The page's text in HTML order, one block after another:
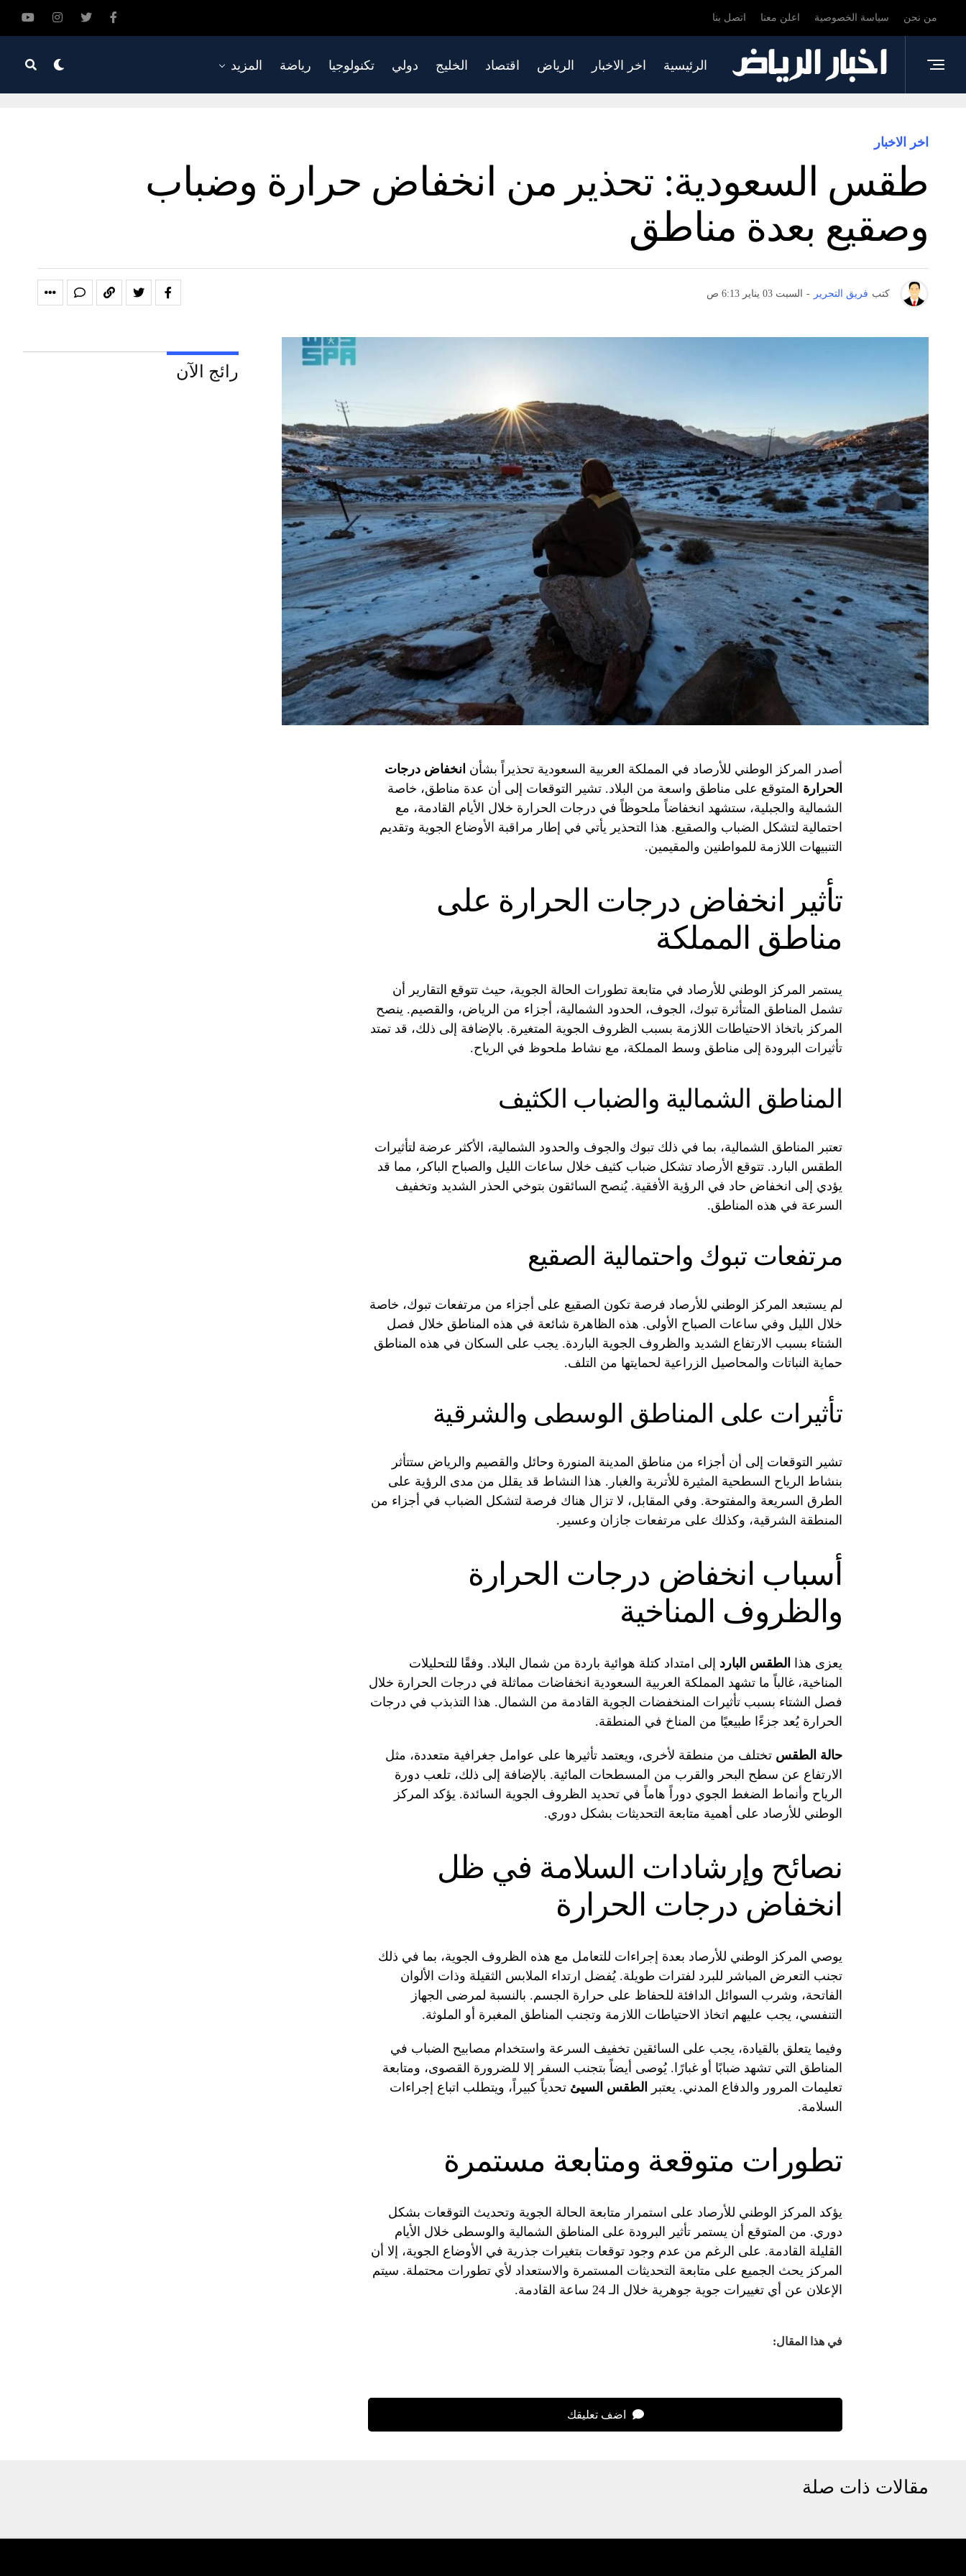
من نحن سياسة الخصوصية اعلن معنا اتصل بنا
الرئيسية اخر الاخبار الرياض اقتصاد الخليج دولي تكنولوجيا رياضة المزيد
اخر الاخبار
طقس السعودية: تحذير من انخفاض حرارة وضباب
وصقيع بعدة مناطق
كتب فريق التحرير - السبت 03 يناير 6:13 ص
أصدر المركز الوطني للأرصاد في المملكة العربية السعودية تحذيراً بشأن انخفاض درجات
الحرارة المتوقع على مناطق واسعة من البلاد. تشير التوقعات إلى أن عدة مناطق، خاصة
الشمالية والجبلية، ستشهد انخفاضاً ملحوظاً في درجات الحرارة خلال الأيام القادمة، مع
احتمالية لتشكل الضباب والصقيع. هذا التحذير يأتي في إطار مراقبة الأوضاع الجوية وتقديم
التنبيهات اللازمة للمواطنين والمقيمين.
تأثير انخفاض درجات الحرارة على
مناطق المملكة
يستمر المركز الوطني للأرصاد في متابعة تطورات الحالة الجوية، حيث تتوقع التقارير أن
تشمل المناطق المتأثرة تبوك، الجوف، الحدود الشمالية، أجزاء من الرياض، والقصيم. ينصح
المركز باتخاذ الاحتياطات اللازمة بسبب الظروف الجوية المتغيرة. بالإضافة إلى ذلك، قد تمتد
تأثيرات البرودة إلى مناطق وسط المملكة، مع نشاط ملحوظ في الرياح.
المناطق الشمالية والضباب الكثيف
تعتبر المناطق الشمالية، بما في ذلك تبوك والجوف والحدود الشمالية، الأكثر عرضة لتأثيرات
الطقس البارد. تتوقع الأرصاد تشكل ضباب كثيف خلال ساعات الليل والصباح الباكر، مما قد
يؤدي إلى انخفاض حاد في الرؤية الأفقية. يُنصح السائقون بتوخي الحذر الشديد وتخفيف
السرعة في هذه المناطق.
مرتفعات تبوك واحتمالية الصقيع
لم يستبعد المركز الوطني للأرصاد فرصة تكون الصقيع على أجزاء من مرتفعات تبوك، خاصة
خلال الليل وفي ساعات الصباح الأولى. هذه الظاهرة شائعة في هذه المناطق خلال فصل
الشتاء بسبب الارتفاع الشديد والظروف الجوية الباردة. يجب على السكان في هذه المناطق
حماية النباتات والمحاصيل الزراعية لحمايتها من التلف.
تأثيرات على المناطق الوسطى والشرقية
تشير التوقعات إلى أن أجزاء من مناطق المدينة المنورة وحائل والقصيم والرياض ستتأثر
بنشاط الرياح السطحية المثيرة للأتربة والغبار. هذا النشاط قد يقلل من مدى الرؤية على
الطرق السريعة والمفتوحة. وفي المقابل، لا تزال هناك فرصة لتشكل الضباب في أجزاء من
المنطقة الشرقية، وكذلك على مرتفعات جازان وعسير.
أسباب انخفاض درجات الحرارة
والظروف المناخية
يعزى هذا الطقس البارد إلى امتداد كتلة هوائية باردة من شمال البلاد. وفقًا للتحليلات
المناخية، غالباً ما تشهد المملكة العربية السعودية انخفاضات مماثلة في درجات الحرارة خلال
فصل الشتاء بسبب تأثيرات المنخفضات الجوية القادمة من الشمال. هذا التذبذب في درجات
الحرارة يُعد جزءًا طبيعيًا من المناخ في المنطقة.
حالة الطقس تختلف من منطقة لأخرى، ويعتمد تأثيرها على عوامل جغرافية متعددة، مثل
الارتفاع عن سطح البحر والقرب من المسطحات المائية. بالإضافة إلى ذلك، تلعب دورة
الرياح وأنماط الضغط الجوي دوراً هاماً في تحديد الظروف الجوية السائدة. يؤكد المركز
الوطني للأرصاد على أهمية متابعة التحديثات بشكل دوري.
نصائح وإرشادات السلامة في ظل
انخفاض درجات الحرارة
يوصي المركز الوطني للأرصاد بعدة إجراءات للتعامل مع هذه الظروف الجوية، بما في ذلك
تجنب التعرض المباشر للبرد لفترات طويلة. يُفضل ارتداء الملابس الثقيلة وذات الألوان
الفاتحة، وشرب السوائل الدافئة للحفاظ على حرارة الجسم. بالنسبة لمرضى الجهاز
التنفسي، يجب عليهم اتخاذ الاحتياطات اللازمة وتجنب المناطق المغبرة أو الملوثة.
وفيما يتعلق بالقيادة، يجب على السائقين تخفيف السرعة واستخدام مصابيح الضباب في
المناطق التي تشهد ضبابًا أو غبارًا. يُوصى أيضاً بتجنب السفر إلا للضرورة القصوى، ومتابعة
تعليمات المرور والدفاع المدني. يعتبر
الطقس السيئ تحدياً كبيراً، ويتطلب اتباع إجراءات
السلامة.
تطورات متوقعة ومتابعة مستمرة
يؤكد المركز الوطني للأرصاد على استمرار متابعة الحالة الجوية وتحديث التوقعات بشكل
دوري. من المتوقع أن يستمر تأثير البرودة على المناطق الشمالية والوسطى خلال الأيام
القليلة القادمة. على الرغم من عدم وجود توقعات بتغيرات جذرية في الأوضاع الجوية، إلا أن
المركز يحث الجميع على متابعة التحديثات المستمرة والاستعداد لأي تطورات محتملة. سيتم
الإعلان عن أي تغييرات جوية جوهرية خلال الـ 24 ساعة القادمة.
في هذا المقال:
اضف تعليقك
رائج الآن
مقالات ذات صلة